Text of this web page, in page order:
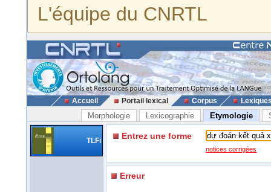
L'équipe du CNRTL
Accueil Portail lexical Corpus
Morphologie Lexicographie Etymologie
TLFi Entrez une forme
notices corrigées
Erreur